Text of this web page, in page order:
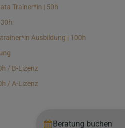
Trainer*in | 50h
Ausbildung | 100h
/ B-Lizenz
/ A-Lizenz
Beratung buchen